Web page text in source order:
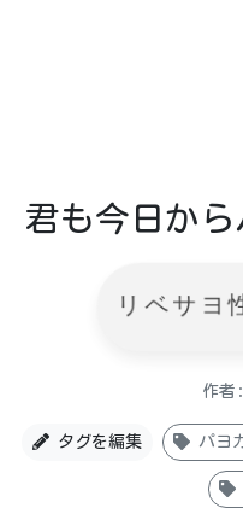
君も今日か
リベサヨ
作者
タグを編集 パヨ